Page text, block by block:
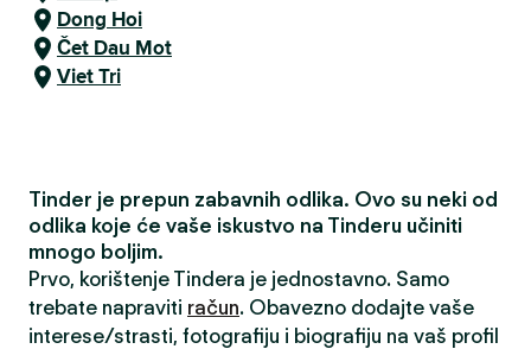
Dong Hoi
Čet Dau Mot
Viet Tri
Tinder je prepun zabavnih odlika. Ovo su neki od
odlika koje će vaše iskustvo na Tinderu učiniti
mnogo boljim.
Prvo, korištenje Tindera je jednostavno. Samo
trebate napraviti račun. Obavezno dodajte vaše
interese/strasti, fotografiju i biografiju na vaš profil